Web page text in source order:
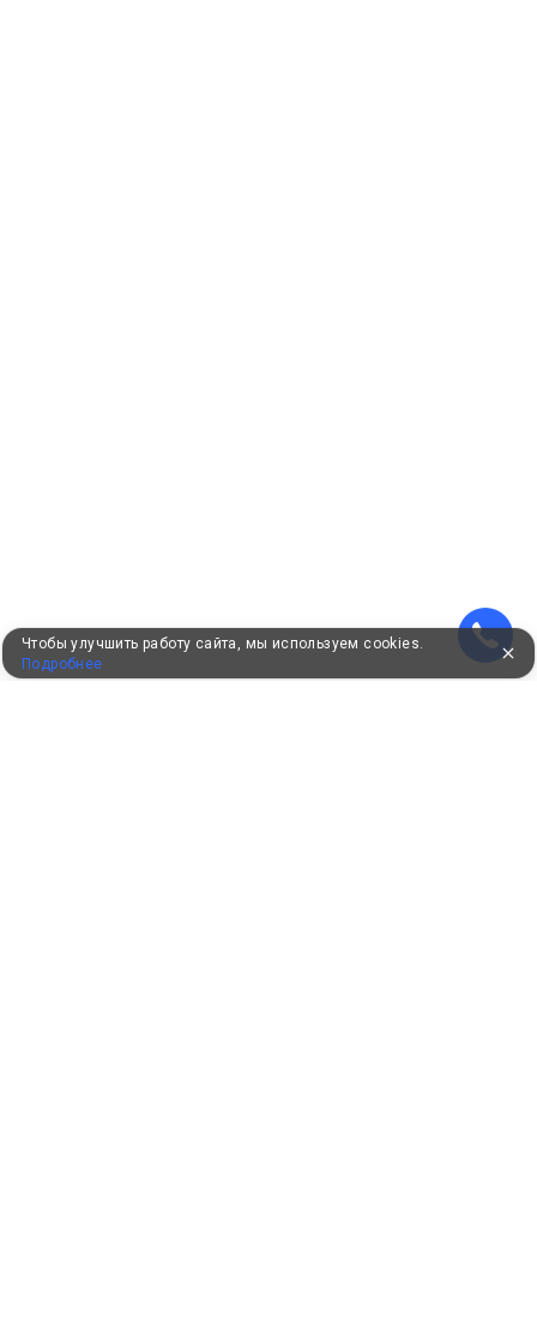
Чтобы улучшить работу сайта, мы используем cookies.
Подробнее